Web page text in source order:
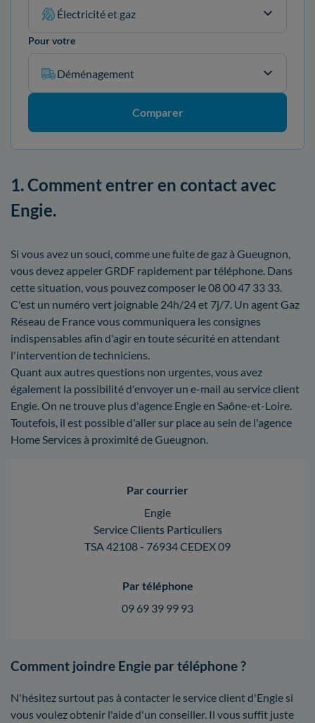
Électricité et gaz
Pour votre
Déménagement
Comparer
1. Comment entrer en contact avec
Engie.
Si vous avez un souci, comme une fuite de gaz à Gueugnon,
vous devez appeler GRDF rapidement par téléphone. Dans
cette situation, vous pouvez composer le 08 00 47 33 33.
C'est un numéro vert joignable 24h/24 et 7j/7. Un agent Gaz
Réseau de France vous communiquera les consignes
indispensables afin d'agir en toute sécurité en attendant
l'intervention de techniciens.
Quant aux autres questions non urgentes, vous avez
également la possibilité d'envoyer un e-mail au service client
Engie. On ne trouve plus d'agence Engie en Saône-et-Loire.
Toutefois, il est possible d'aller sur place au sein de l'agence
Home Services à proximité de Gueugnon.
Par courrier
Engie
Service Clients Particuliers
TSA 42108 - 76934 CEDEX 09
Par téléphone
09 69 39 99 93
Comment joindre Engie par téléphone ?
N'hésitez surtout pas à contacter le service client d'Engie si
vous voulez obtenir l'aide d'un conseiller. Il vous suffit juste